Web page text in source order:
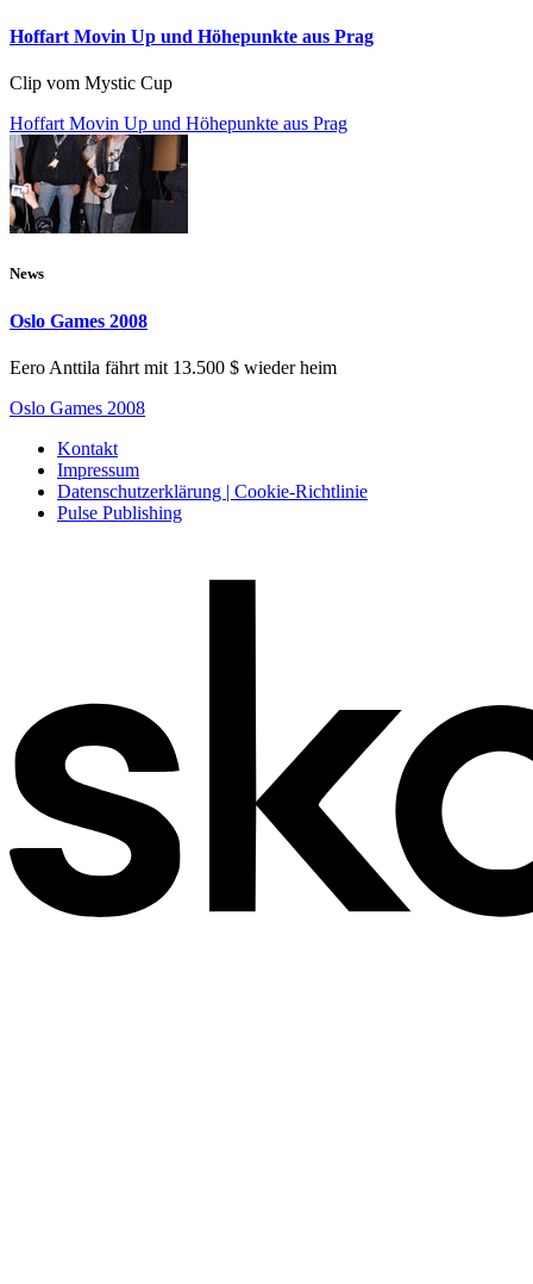
Hoffart Movin Up und Höhepunkte aus Prag
Clip vom Mystic Cup
Hoffart Movin Up und Höhepunkte aus Prag
News
Oslo Games 2008
Eero Anttila fährt mit 13.500 $ wieder heim
Oslo Games 2008
Kontakt
Impressum
Datenschutzerklärung | Cookie-Richtlinie
Pulse Publishing